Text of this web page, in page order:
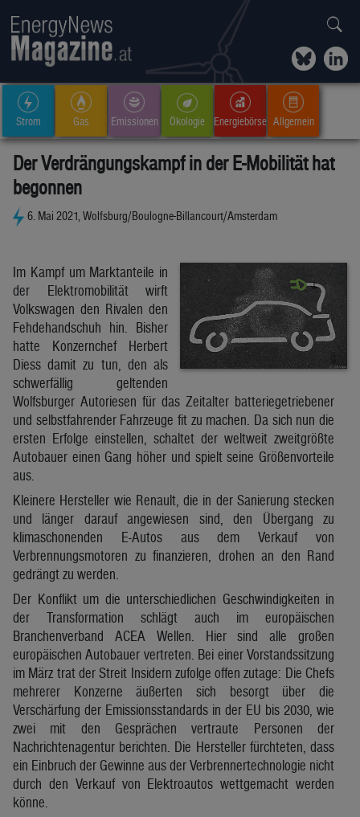
Strom Gas Emissionen Ökologie Energiebörse Allgemein
Der Verdrängungskampf in der E-Mobilität hat
begonnen
6. Mai 2021, Wolfsburg/Boulogne-Billancourt/Amsterdam
Im Kampf um Marktanteile in
der Elektromobilität wirft
Volkswagen den Rivalen den
Fehdehandschuh hin. Bisher
hatte Konzernchef Herbert
Diess damit zu tun, den als
schwerfällig geltenden
Wolfsburger Autoriesen für das Zeitalter batteriegetriebener
und selbstfahrender Fahrzeuge fit zu machen. Da sich nun die
ersten Erfolge einstellen, schaltet der weltweit zweitgrößte
Autobauer einen Gang höher und spielt seine Größenvorteile
aus.
Kleinere Hersteller wie Renault, die in der Sanierung stecken
und länger darauf angewiesen sind, den Übergang zu
klimaschonenden E-Autos aus dem Verkauf von
Verbrennungsmotoren zu finanzieren, drohen an den Rand
gedrängt zu werden.
Der Konflikt um die unterschiedlichen Geschwindigkeiten in
der Transformation schlägt auch im europäischen
Branchenverband ACEA Wellen. Hier sind alle großen
europäischen Autobauer vertreten. Bei einer Vorstandssitzung
im März trat der Streit Insidern zufolge offen zutage: Die Chefs
mehrerer Konzerne äußerten sich besorgt über die
Verschärfung der Emissionsstandards in der EU bis 2030, wie
zwei mit den Gesprächen vertraute Personen der
Nachrichtenagentur berichten. Die Hersteller fürchteten, dass
ein Einbruch der Gewinne aus der Verbrennertechnologie nicht
durch den Verkauf von Elektroautos wettgemacht werden
könne.